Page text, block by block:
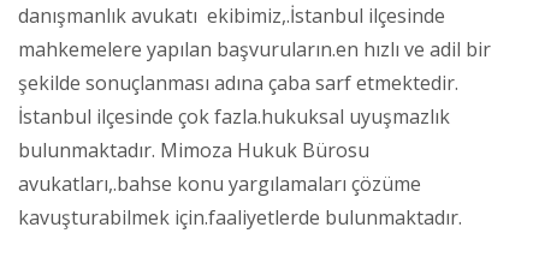
danışmanlık avukatı ekibimiz,.İstanbul ilçesinde
mahkemelere yapılan başvuruların.en hızlı ve adil bir
şekilde sonuçlanması adına çaba sarf etmektedir.
İstanbul ilçesinde çok fazla.hukuksal uyuşmazlık
bulunmaktadır. Mimoza Hukuk Bürosu
avukatları,.bahse konu yargılamaları çözüme
kavuşturabilmek için.faaliyetlerde bulunmaktadır.